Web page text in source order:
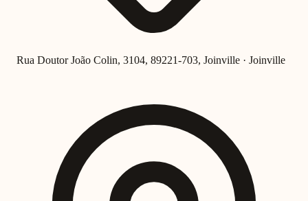
Rua Doutor João Colin, 3104, 89221-703, Joinville · Joinville